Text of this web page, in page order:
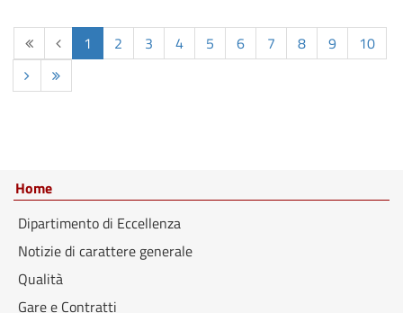
InizioIndietro
1 2 3 4 5 6 7 8 9 10
Home
Dipartimento di Eccellenza
Notizie di carattere generale
Qualità
Gare e Contratti